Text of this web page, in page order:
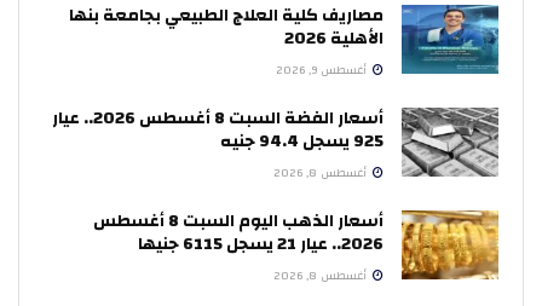
مصاريف كلية العلاج الطبيعي بجامعة بنها
الأهلية 2026
أغسطس 9, 2026
أسعار الفضة السبت 8 أغسطس 2026.. عيار
925 يسجل 94.4 جنيه
أغسطس 8, 2026
أسعار الذهب اليوم السبت 8 أغسطس
2026.. عيار 21 يسجل 6115 جنيها
أغسطس 8, 2026